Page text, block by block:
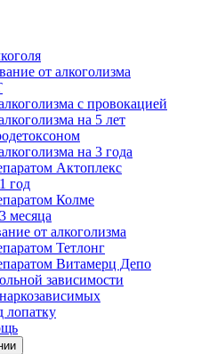
от алкоголизма
с провокацией
на 5 лет
на 3 года
Актоплекс
год
Колме
месяца
от алкоголизма
Тетлонг
Витамерц Депо
зависимости
лопатку